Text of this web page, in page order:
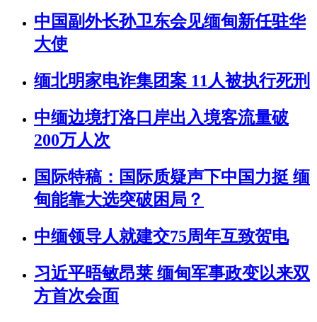
中国副外长孙卫东会见缅甸新任驻华
大使
缅北明家电诈集团案 11人被执行死刑
中缅边境打洛口岸出入境客流量破
200万人次
国际特稿：国际质疑声下中国力挺 缅
甸能靠大选突破困局？
中缅领导人就建交75周年互致贺电
习近平晤敏昂莱 缅甸军事政变以来双
方首次会面